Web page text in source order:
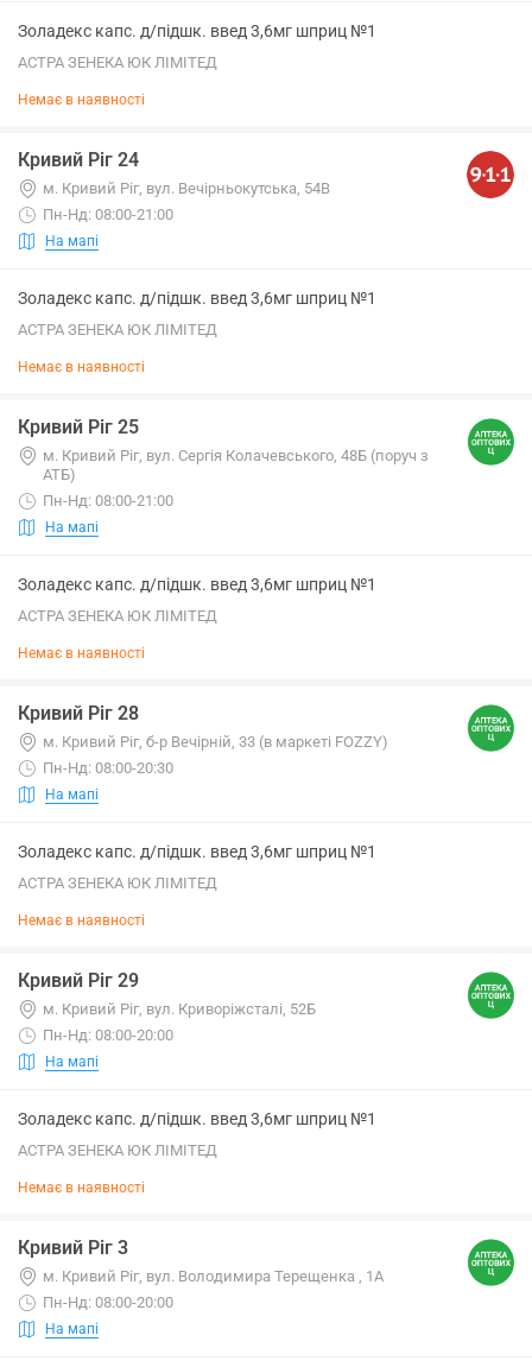
Золадекс капс. д/підшк. введ 3,6мг шприц №1
АСТРА ЗЕНЕКА ЮК ЛІМІТЕД
Немає в наявності
Кривий Ріг 24
м. Кривий Ріг, вул. Вечірньокутська, 54В
Пн-Нд: 08:00-21:00
На мапі
Золадекс капс. д/підшк. введ 3,6мг шприц №1
АСТРА ЗЕНЕКА ЮК ЛІМІТЕД
Немає в наявності
Кривий Ріг 25
м. Кривий Ріг, вул. Сергія Колачевського, 48Б (поруч з
АТБ)
Пн-Нд: 08:00-21:00
На мапі
Золадекс капс. д/підшк. введ 3,6мг шприц №1
АСТРА ЗЕНЕКА ЮК ЛІМІТЕД
Немає в наявності
Кривий Ріг 28
м. Кривий Ріг, б-р Вечірній, 33 (в маркеті FOZZY)
Пн-Нд: 08:00-20:30
На мапі
Золадекс капс. д/підшк. введ 3,6мг шприц №1
АСТРА ЗЕНЕКА ЮК ЛІМІТЕД
Немає в наявності
Кривий Ріг 29
м. Кривий Ріг, вул. Криворіжсталі, 52Б
Пн-Нд: 08:00-20:00
На мапі
Золадекс капс. д/підшк. введ 3,6мг шприц №1
АСТРА ЗЕНЕКА ЮК ЛІМІТЕД
Немає в наявності
Кривий Ріг 3
м. Кривий Ріг, вул. Володимира Терещенка , 1А
Пн-Нд: 08:00-20:00
На мапі